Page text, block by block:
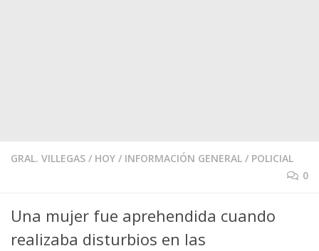
GRAL. VILLEGAS / HOY / INFORMACIÓN GENERAL / POLICIAL
0
Una mujer fue aprehendida cuando
realizaba disturbios en las